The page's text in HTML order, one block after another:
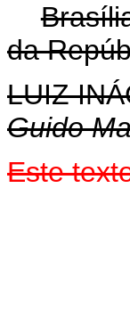
da
LUIZ
Guido
Este